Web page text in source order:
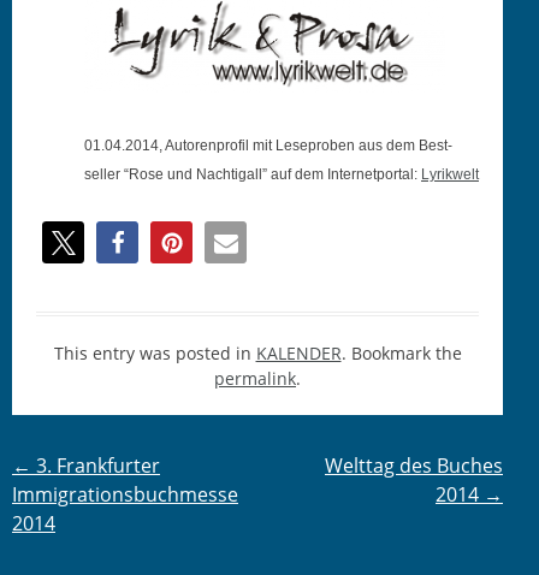
01.04.2014, Autoren­pro­fil mit Leseproben aus dem Best­
seller “Rose und Nachti­gall” auf dem Inter­net­por­tal: Lyrik­welt
This entry was posted in KALENDER. Bookmark the
permalink.
Post
navigation
← 3. Frankfurter
Immigrationsbuchmesse
2014
Welttag des Buches
2014 →